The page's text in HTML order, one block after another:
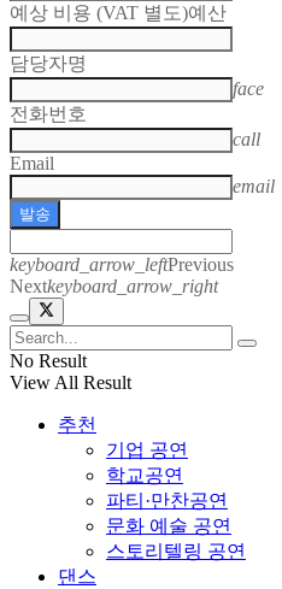
예상 비용 (VAT 별도)예산
담당자명
face
전화번호
call
Email
email
발송
keyboard_arrow_leftPrevious
Nextkeyboard_arrow_right
No Result
View All Result
추천
기업 공연
학교공연
파티·만찬공연
문화 예술 공연
스토리텔링 공연
댄스